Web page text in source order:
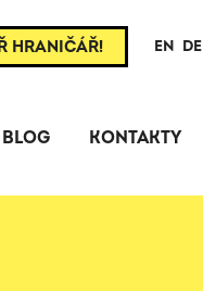
HRANIČÁŘ! EN DE
BLOG KONTAKTY